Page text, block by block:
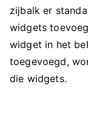
zijbalk er
widgets
widget in het
toegevoegd,
die widgets.